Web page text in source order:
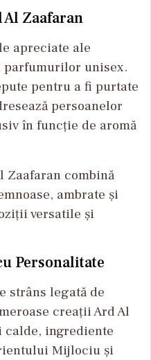
Zaafaran
apreciate ale
parfumurilor unisex.
pentru a fi purtate
persoanelor
în funcție de aromă
Zaafaran combină
ambrate și
versatile și
Personalitate
strâns legată de
creații Ard Al
ingrediente
Mijlociu și